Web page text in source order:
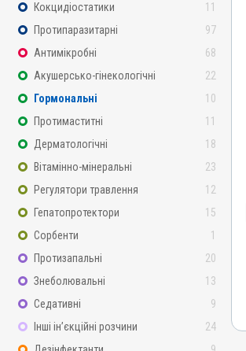
Кокцидіостатики
11
Протипаразитарні
97
Антимікробні
68
Акушерсько-гінекологічні
22
Гормональні
10
Протимаститні
11
Дерматологічні
18
Вітамінно-мінеральні
23
Регулятори травлення
12
Гепатопротектори
15
Сорбенти
1
Протизапальні
20
Знеболювальні
13
Седативні
9
Інші ін’єкційні розчини
24